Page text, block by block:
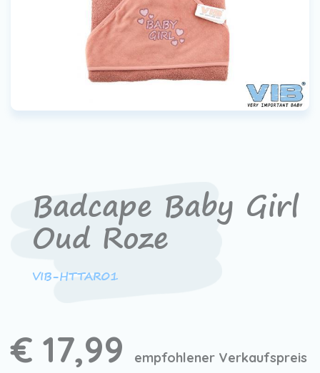
Händler
VIB®-Händler werden
Badcape Baby Girl
Oud Roze
VIB-HTTAR01
€ 17,99 empfohlener Verkaufspreis